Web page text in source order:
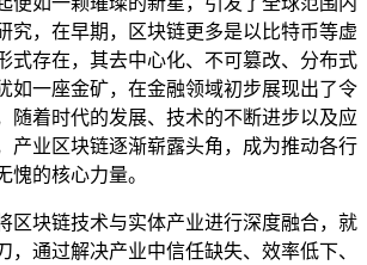
究，在早期，区块链更多是以比特币等虚
式存在，其去中心化、不可篡改、分布式
如一座金矿，在金融领域初步展现出了令
随着时代的发展、技术的不断进步以及应
产业区块链逐渐崭露头角，成为推动各行
愧的核心力量。
区块链技术与实体产业进行深度融合，就
，通过解决产业中信任缺失、效率低下、